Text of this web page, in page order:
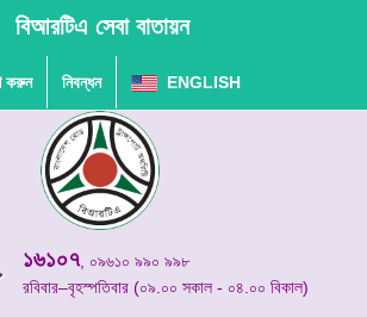
বিআরটিএ সেবা বাতায়ন
করুন নিবন্ধন ENGLISH
১৬১০৭, ০৯৬১০ ৯৯০ ৯৯৮
রবিবার–বৃহস্পতিবার (০৯.০০ সকাল - ০৪.০০ বিকাল)